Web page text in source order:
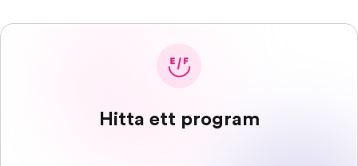
Hitta ett program